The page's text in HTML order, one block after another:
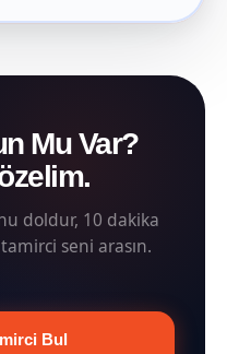
Mu Var?
doldur, 10 dakika
seni arasın.
Bul